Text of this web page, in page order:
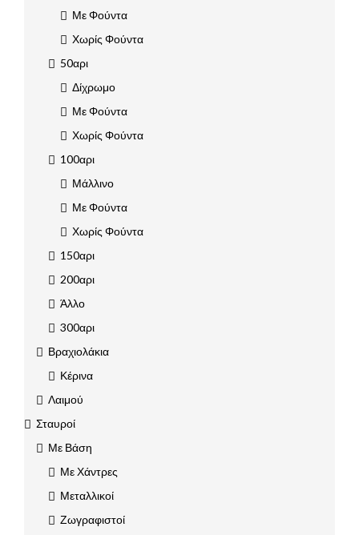
Με Φούντα
Χωρίς Φούντα
50αρι
Δίχρωμο
Με Φούντα
Χωρίς Φούντα
100αρι
Μάλλινο
Με Φούντα
Χωρίς Φούντα
150αρι
200αρι
Άλλο
300αρι
Βραχιολάκια
Κέρινα
Λαιμού
Σταυροί
Με Βάση
Με Χάντρες
Μεταλλικοί
Ζωγραφιστοί